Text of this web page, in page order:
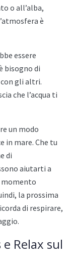
o all’alba,
è
essere
bisogno di
gli altri.
che l’acqua ti
un modo
in mare. Che tu
di
aiutarti a
momento
la prossima
di respirare,
Relax sul